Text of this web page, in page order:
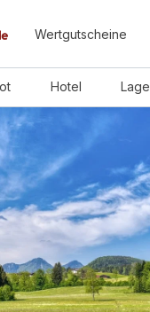
Wertgutscheine
Hotel Lage